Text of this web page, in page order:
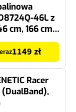
46L z
cm, 166 cm3,
Loncin
1149 zł
Racer